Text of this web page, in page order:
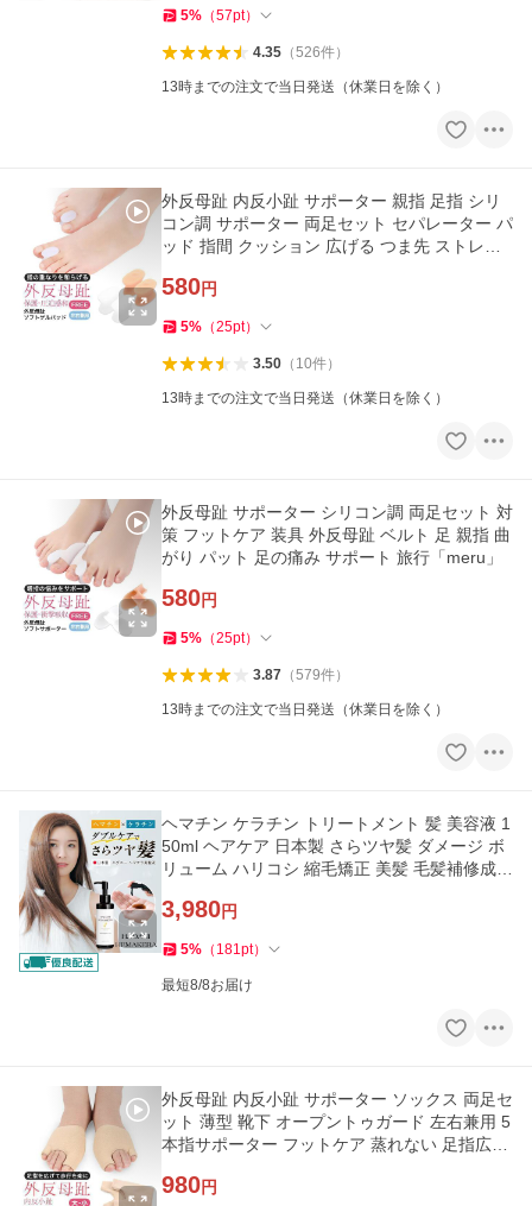
5% （57pt）
4.35（526件）
13時までの注文で当日発送（休業日を除く）
外反母趾 内反小趾 サポーター 親指 足指 シリ
コン調 サポーター 両足セット セパレーター パ
ッド 指間 クッション 広げる つま先 ストレッ
580円
5% （25pt）
3.50（ 10件）
13時までの注文で当日発送（休業日を除く）
外反母趾 サポーター シリコン調 両足セット 対
策 フットケア 装具 外反母趾 ベルト 足 親指 曲
がり パット 足の痛み サポート 旅行「meru」
580円
5% （25pt）
3.87（579件）
13時までの注文で当日発送（休業日を除く）
ヘマチン ケラチン トリートメント 髪 美容液 1
50ml ヘアケア 日本製 さらツヤ髪 ダメージ ボ
リューム ハリコシ 縮毛矯正 美髪 毛髪補修成分
3,980円
5% （ 181pt）
最短8/8お届け
外反母趾 内反小趾 サポーター ソックス 両足セ
ット 薄型 靴下 オープントゥガード 左右兼用 5
本指サポーター フットケア 蒸れない 足指広げ
980円